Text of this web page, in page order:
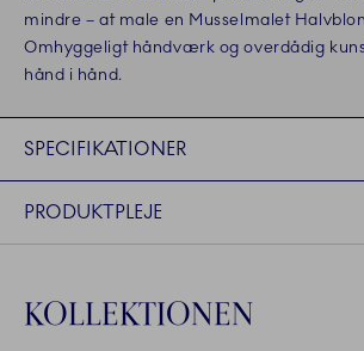
mindre – at male en Musselmalet
Omhyggeligt håndværk og overdådig
hånd i hånd.
SPECIFIKATIONER
PRODUKTPLEJE
KOLLEKTIONEN